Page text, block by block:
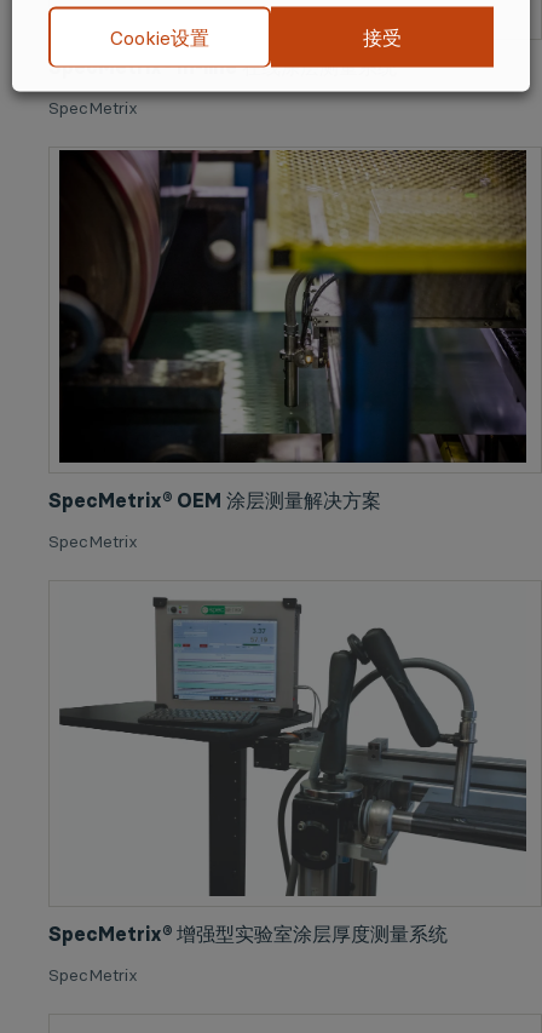
SpecMetrix® In-line 在线涂层测量系统
SpecMetrix
SpecMetrix® OEM 涂层测量解决方案
SpecMetrix
SpecMetrix® 增强型实验室涂层厚度测量系统
SpecMetrix
Cookie设置 接受